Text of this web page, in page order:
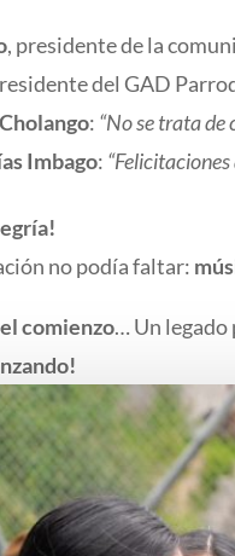
, presidente de la
del GAD
: “No se trata de
Imbago:
no podía faltar:
comienzo… Un legado